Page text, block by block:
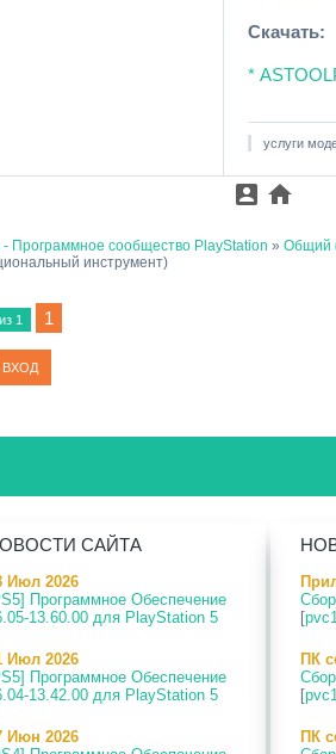
Скачать:
*
услуги
- Программное сообщество PlayStation » Общий
инструмент)
из 1 1
САЙТА
Июл 2026
Программное Обеспечение
13.60.00 для PlayStation 5
Июл 2026
Программное Обеспечение
13.42.00 для PlayStation 5
Июн 2026
[
ПК
[
ПК